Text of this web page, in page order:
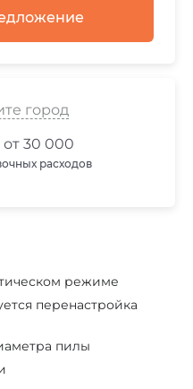
от 30 000
расходов
режиме
перенастройка
пилы